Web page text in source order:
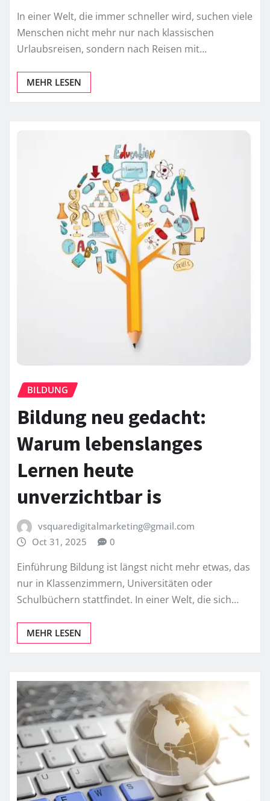
In einer Welt, die immer schneller wird, suchen viele
Menschen nicht mehr nur nach klassischen
Urlaubsreisen, sondern nach Reisen mit…
MEHR LESEN
BILDUNG
Bildung neu gedacht:
Warum lebenslanges
Lernen heute
unverzichtbar is
vsquaredigitalmarketing@gmail.com
Oct 31, 2025
0
Einführung Bildung ist längst nicht mehr etwas, das
nur in Klassenzimmern, Universitäten oder
Schulbüchern stattfindet. In einer Welt, die sich…
MEHR LESEN